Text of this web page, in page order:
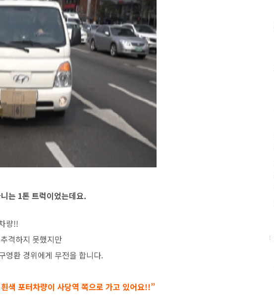
는 1톤 트럭이었는데요.
량!!
격하지 못했지만
영환 경위에게 무전을 합니다.
색 포터차량이 사당역 쪽으로 가고 있어요!!”